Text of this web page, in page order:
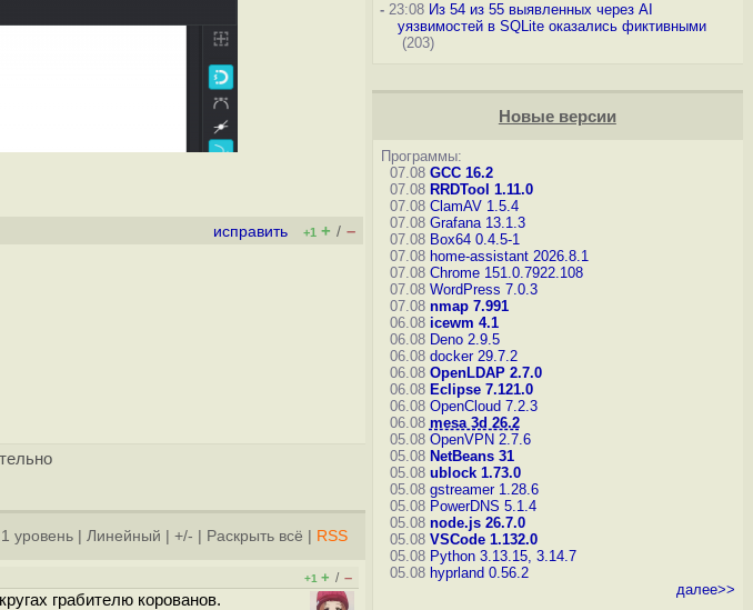
исправить +1 + / –
1 уровень Линейный +/- Раскрыть всё RSS
+1 + / –
грабителю корованов.
-23:08 Из 54 из 55 выявленных через AI
уязвимостей в SQLite оказались фиктивными
(203)
Новые версии
Программы:
07.08 GCC 16.2
07.08 RRDTool 1.11.0
07.08 ClamAV 1.5.4
07.08 Grafana 13.1.3
07.08 Box64 0.4.5-1
07.08 home-assistant 2026.8.1
07.08 Chrome 151.0.7922.108
07.08 WordPress 7.0.3
07.08 nmap 7.991
06.08 icewm 4.1
06.08 Deno 2.9.5
06.08 docker 29.7.2
06.08 OpenLDAP 2.7.0
06.08 Eclipse 7.121.0
06.08 OpenCloud 7.2.3
06.08 mesa 3d 26.2
05.08 OpenVPN 2.7.6
05.08 NetBeans 31
05.08 ublock 1.73.0
05.08 gstreamer 1.28.6
05.08 PowerDNS 5.1.4
05.08 node.js 26.7.0
05.08 VSCode 1.132.0
05.08 Python 3.13.15, 3.14.7
05.08 hyprland 0.56.2
далее>>